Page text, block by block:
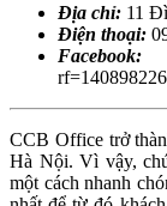
Địa chỉ: 11
Điện thoại:
Facebook:
CCB Office trở
Hà Nội. Vì vậy,
một cách nhanh